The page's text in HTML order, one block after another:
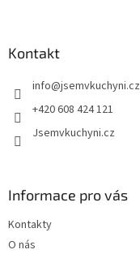
Kontakt
info@jsemvkuchyni.cz
+420 608 424 121
Jsemvkuchyni.cz
Informace pro vás
Kontakty
O nás